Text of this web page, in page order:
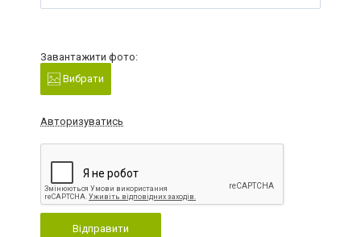
Завантажити фото:
Вибрати
Авторизуватись
Відправити